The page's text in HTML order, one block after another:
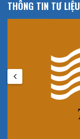
THÔNG TIN TƯ LIỆU